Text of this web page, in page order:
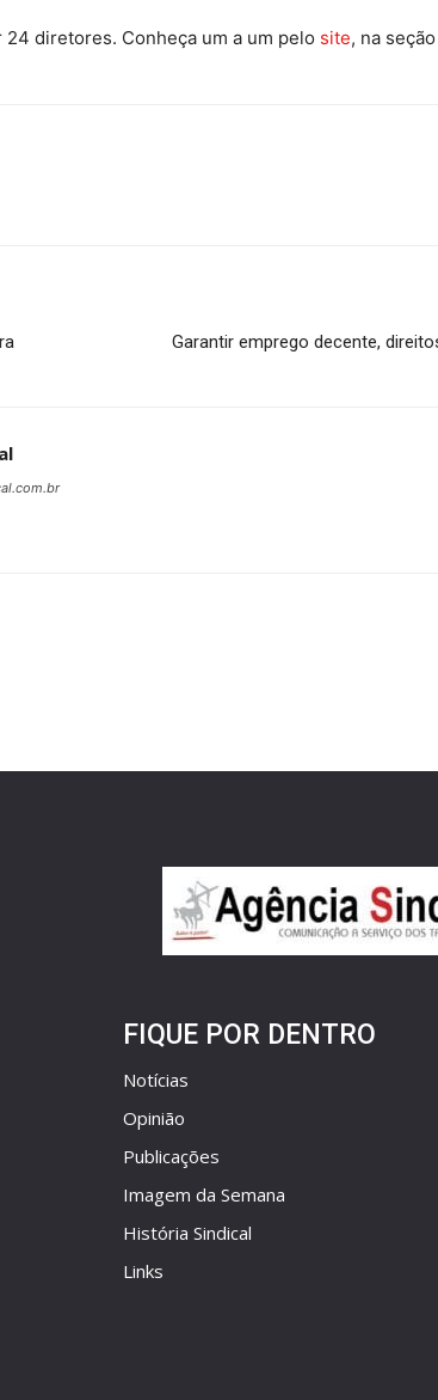
24 diretores. Conheça um a um pelo site, na seção
Garantir emprego decente,
FIQUE POR DENTRO
Notícias
Opinião
Publicações
Imagem da Semana
História Sindical
Links